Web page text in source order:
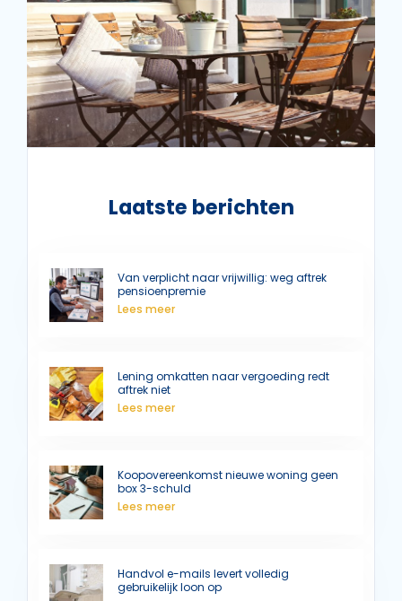
Laatste berichten
Van verplicht naar vrijwillig: weg aftrek
pensioenpremie
Lees meer
Lening omkatten naar vergoeding redt
aftrek niet
Lees meer
Koopovereenkomst nieuwe woning geen
box 3-schuld
Lees meer
Handvol e-mails levert volledig
gebruikelijk loon op